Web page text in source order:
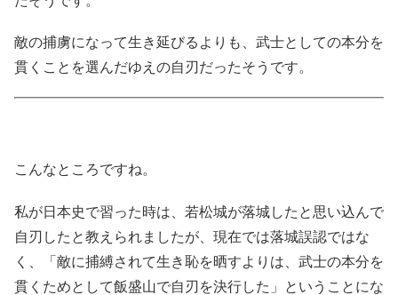
敵の捕虜になって生き延びるよりも、武士としての本分を
貫くことを選んだゆえの自刃だったそうです。
こんなところですね。
私が日本史で習った時は、若松城が落城したと思い込んで
自刃したと教えられましたが、現在では落城誤認ではな
く、「敵に捕縛されて生き恥を晒すよりは、武士の本分を
貫くためとして飯盛山で自刃を決行した」ということにな